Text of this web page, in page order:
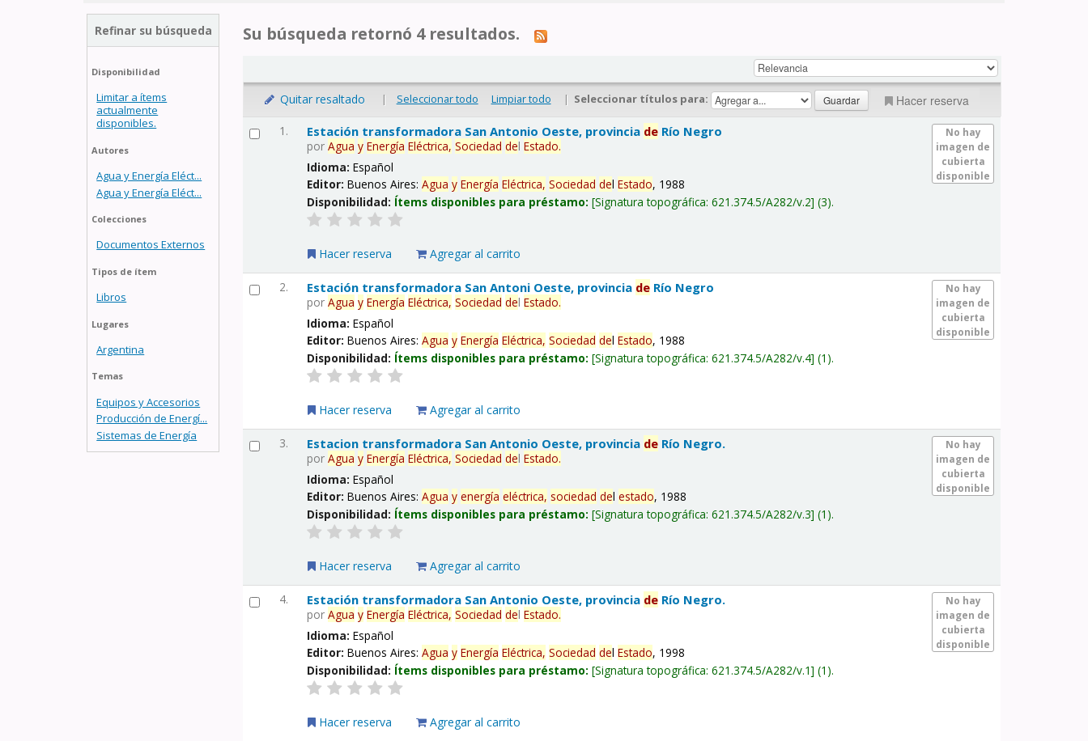
Refinar su búsqueda
Disponibilidad
Limitar a ítems
actualmente
disponibles.
Autores
Agua y Energía Eléct...
Agua y Energía Eléct...
Colecciones
Documentos Externos
Tipos de ítem
Libros
Lugares
Argentina
Temas
Equipos y Accesorios
Producción de Energí...
Sistemas de Energía
Su búsqueda retornó 4 resultados.
Quitar resaltado | Seleccionar todo Limpiar todo | Seleccionar títulos para: Hacer reserva
1.
No hay
imagen de
cubierta
disponible
Estación transformadora San Antonio Oeste, provincia de Río Negro
porAgua y Energía Eléctrica, Sociedad delEstado.
Idioma:Español
Editor:Buenos Aires:Agua y Energía Eléctrica, Sociedad delEstado, 1988
Disponibilidad: Ítems disponibles para préstamo: Signatura topográfica:621.374.5/A282/v.2 (3).
Hacer reserva Agregar al carrito
2.
No hay
imagen de
cubierta
disponible
Estación transformadora San Antoni Oeste, provincia de Río Negro
porAgua y Energía Eléctrica, Sociedad delEstado.
Idioma:Español
Editor:Buenos Aires:Agua y Energía Eléctrica, Sociedad delEstado, 1988
Disponibilidad: Ítems disponibles para préstamo: Signatura topográfica:621.374.5/A282/v.4 (1).
Hacer reserva Agregar al carrito
3.
No hay
imagen de
cubierta
disponible
Estacion transformadora San Antonio Oeste, provincia de Río Negro.
porAgua y Energía Eléctrica, Sociedad delEstado.
Idioma:Español
Editor:Buenos Aires:Agua y energía eléctrica, sociedad delestado, 1988
Disponibilidad: Ítems disponibles para préstamo: Signatura topográfica:621.374.5/A282/v.3 (1).
Hacer reserva Agregar al carrito
4.
No hay
imagen de
cubierta
disponible
Estación transformadora San Antonio Oeste, provincia de Río Negro.
porAgua y Energía Eléctrica, Sociedad delEstado.
Idioma:Español
Editor:Buenos Aires:Agua y Energía Eléctrica, Sociedad delEstado, 1998
Disponibilidad: Ítems disponibles para préstamo: Signatura topográfica:621.374.5/A282/v.1 (1).
Hacer reserva Agregar al carrito